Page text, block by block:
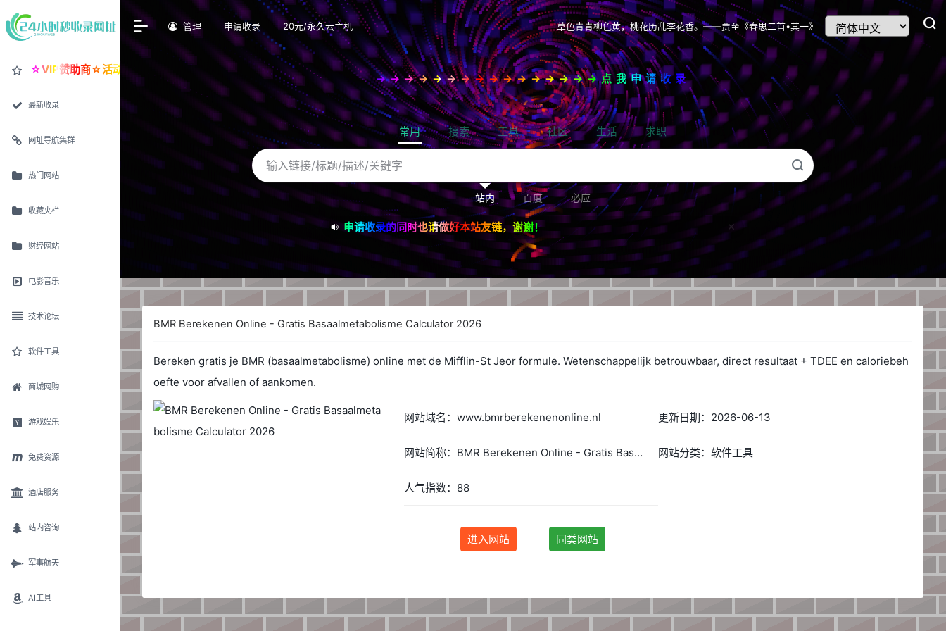
☆VIP赞助商☆活动价30元/永久置顶
最新收录
网址导航集群
热门网站
收藏夹栏
财经网站
电影音乐
技术论坛
软件工具
商城网购
游戏娱乐
免费资源
酒店服务
站内咨询
军事航天
AI工具
管理 申请收录 20元/永久云主机 草色青青柳色黄，桃花历乱李花香。——贾至《春思二首•其一》
→→→→→→→→→→→→→→→→点我申请收录
常用 搜索 工具 社区 生活 求职
站内 百度 必应
申请收录的同时也请做好本站友链，谢谢！
BMR Berekenen Online - Gratis Basaalmetabolisme Calculator 2026
Bereken gratis je BMR (basaalmetabolisme) online met de Mifflin-St Jeor formule. Wetenschappelijk betrouwbaar, direct resultaat + TDEE en caloriebeh
oefte voor afvallen of aankomen.
网站域名：www.bmrberekenenonline.nl 更新日期：2026-06-13
网站简称：BMR Berekenen Online - Gratis Basaalmetabolisme Calculator 2026 网站分类：软件工具
人气指数：88
进入网站 同类网站